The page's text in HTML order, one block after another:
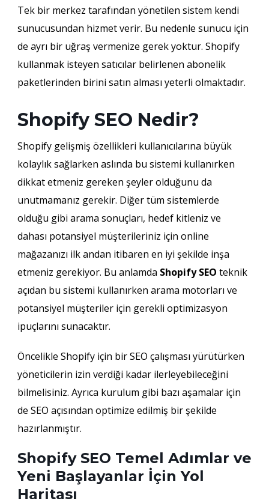
Tek bir merkez tarafından yönetilen sistem kendi
sunucusundan hizmet verir. Bu nedenle sunucu için
de ayrı bir uğraş vermenize gerek yoktur. Shopify
kullanmak isteyen satıcılar belirlenen abonelik
paketlerinden birini satın alması yeterli olmaktadır.
Shopify SEO Nedir?
Shopify gelişmiş özellikleri kullanıcılarına büyük
kolaylık sağlarken aslında bu sistemi kullanırken
dikkat etmeniz gereken şeyler olduğunu da
unutmamanız gerekir. Diğer tüm sistemlerde
olduğu gibi arama sonuçları, hedef kitleniz ve
dahası potansiyel müşterileriniz için online
mağazanızı ilk andan itibaren en iyi şekilde inşa
etmeniz gerekiyor. Bu anlamda Shopify SEO teknik
açıdan bu sistemi kullanırken arama motorları ve
potansiyel müşteriler için gerekli optimizasyon
ipuçlarını sunacaktır.
Öncelikle Shopify için bir SEO çalışması yürütürken
yöneticilerin izin verdiği kadar ilerleyebileceğini
bilmelisiniz. Ayrıca kurulum gibi bazı aşamalar için
de SEO açısından optimize edilmiş bir şekilde
hazırlanmıştır.
Shopify SEO Temel Adımlar ve
Yeni Başlayanlar İçin Yol
Haritası